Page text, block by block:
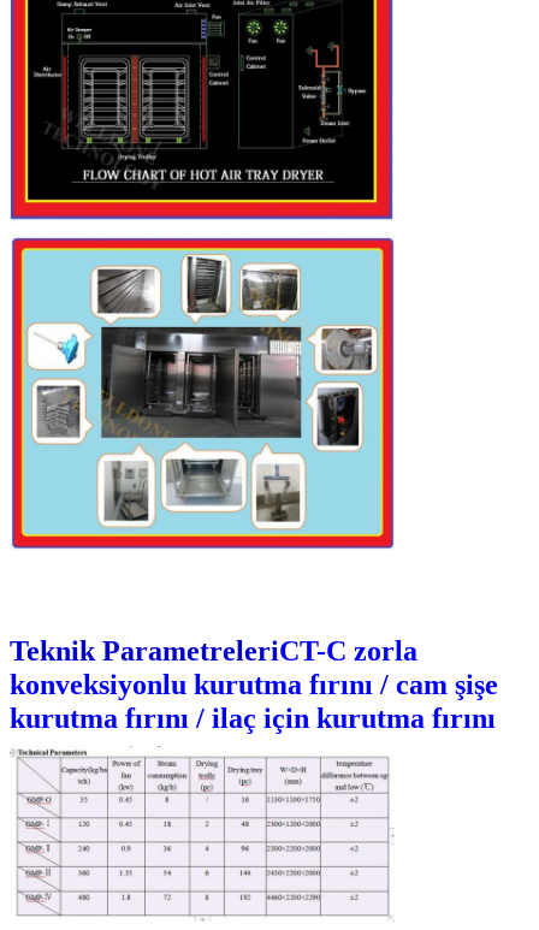
Teknik ParametreleriCT-C zorla
konveksiyonlu kurutma fırını / cam şişe
kurutma fırını / ilaç için kurutma fırını